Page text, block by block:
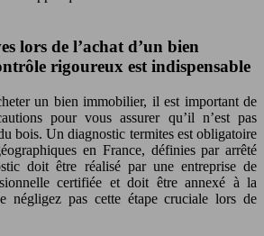
lors de l’achat d’un bien
rigoureux est indispensable
un bien immobilier, il est important de
pour vous assurer qu’il n’est pas
bois. Un diagnostic termites est obligatoire
en France, définies par arrêté
doit être réalisé par une entreprise de
certifiée et doit être annexé à la
négligez pas cette étape cruciale lors de